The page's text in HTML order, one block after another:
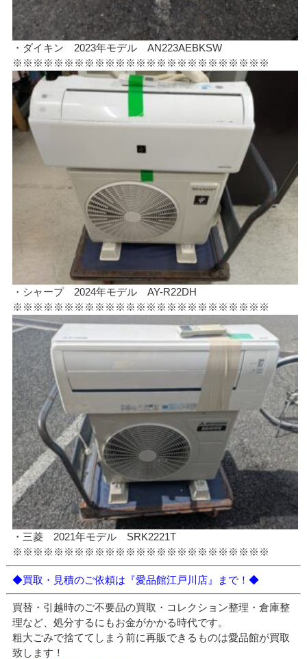
・ダイキン 2023年モデル AN223AEBKSW
※※※※※※※※※※※※※※※※※※※※※※※※※
・シャープ 2024年モデル AY-R22DH
※※※※※※※※※※※※※※※※※※※※※※※※※
・三菱 2021年モデル SRK2221T
※※※※※※※※※※※※※※※※※※※※※※※※※
◆買取・見積のご依頼は『愛品館江戸川店』まで！◆
買替・引越時のご不要品の買取・コレクション整理・倉庫整
理など、処分するにもお金がかかる時代です。
粗大ごみで捨ててしまう前に再販できるものは愛品館が買取
致します！